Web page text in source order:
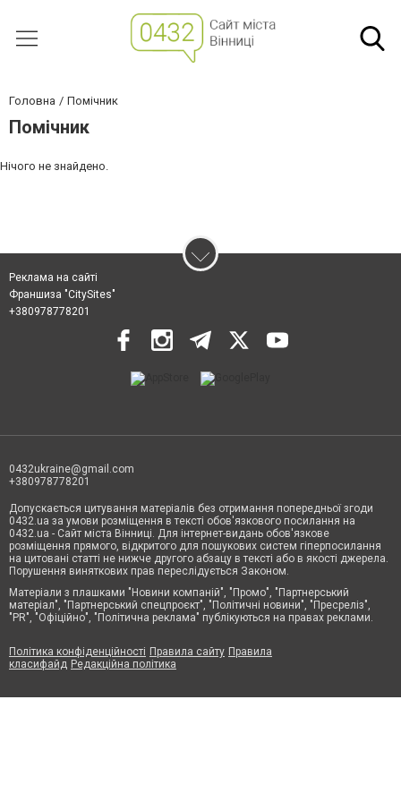
Головна Помічник
Помічник
Нічого не знайдено.
Реклама на сайті
Франшиза "CitySites"
+380978778201
0432ukraine@gmail.com
+380978778201
Допускається цитування матеріалів без отримання попередньої згоди
0432.ua за умови розміщення в тексті обов'язкового посилання на
0432.ua - Сайт міста Вінниці. Для інтернет-видань обов'язкове
розміщення прямого, відкритого для пошукових систем гіперпосилання
на цитовані статті не нижче другого абзацу в тексті або в якості джерела.
Порушення виняткових прав переслідується Законом.
Матеріали з плашками "Новини компаній", "Промо", "Партнерський
матеріал", "Партнерський спецпроєкт", "Політичні новини", "Пресреліз",
"PR", "Офіційно", "Політична реклама" публікуються на правах реклами.
Політика конфіденційності Правила сайту Правила
класифайд Редакційна політика